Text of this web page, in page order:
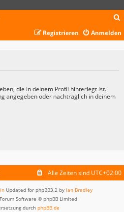
c
Anmelden
Registrieren
die in deinem Profil hinterlegt ist.
angegeben oder nachträglich in deinem
Alle Zeiten sind UTC+02:00
Updated for phpBB3.2 by Ian Bradley
Software © phpBB Limited
durch phpBB.de